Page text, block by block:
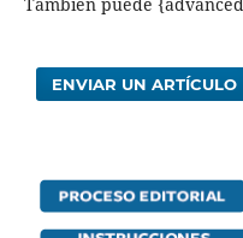
ENVIAR UN ARTÍCULO